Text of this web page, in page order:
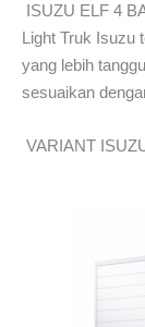
ISUZU ELF 4
Light Truk Isuzu
yang lebih
sesuaikan
VARIANT